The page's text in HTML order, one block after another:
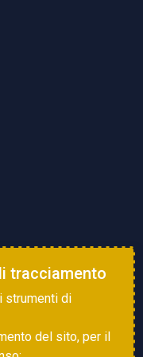
tracciamento
strumenti di
del sito, per il